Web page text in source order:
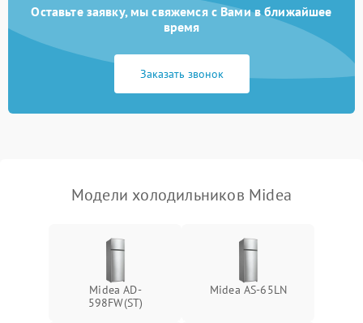
Образование конденсата
1800 ₽ Подробнее →
Сбой в работе инвертора
работе
2000 ₽ Подробнее →
Оставьте заявку, мы свяжемся с Вами в ближайшее
время
Заказать звонок
Модели холодильников Midea
Midea AD-
598FW(ST)
Midea AS-65LN